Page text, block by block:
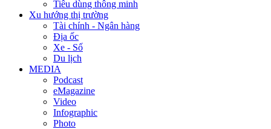
Tiêu dùng thông minh
Xu hướng thị trường
Tài chính - Ngân hàng
Địa ốc
Xe - Số
Du lịch
MEDIA
Podcast
eMagazine
Video
Infographic
Photo